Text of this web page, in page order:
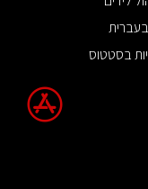
בעברית
בסטטוס